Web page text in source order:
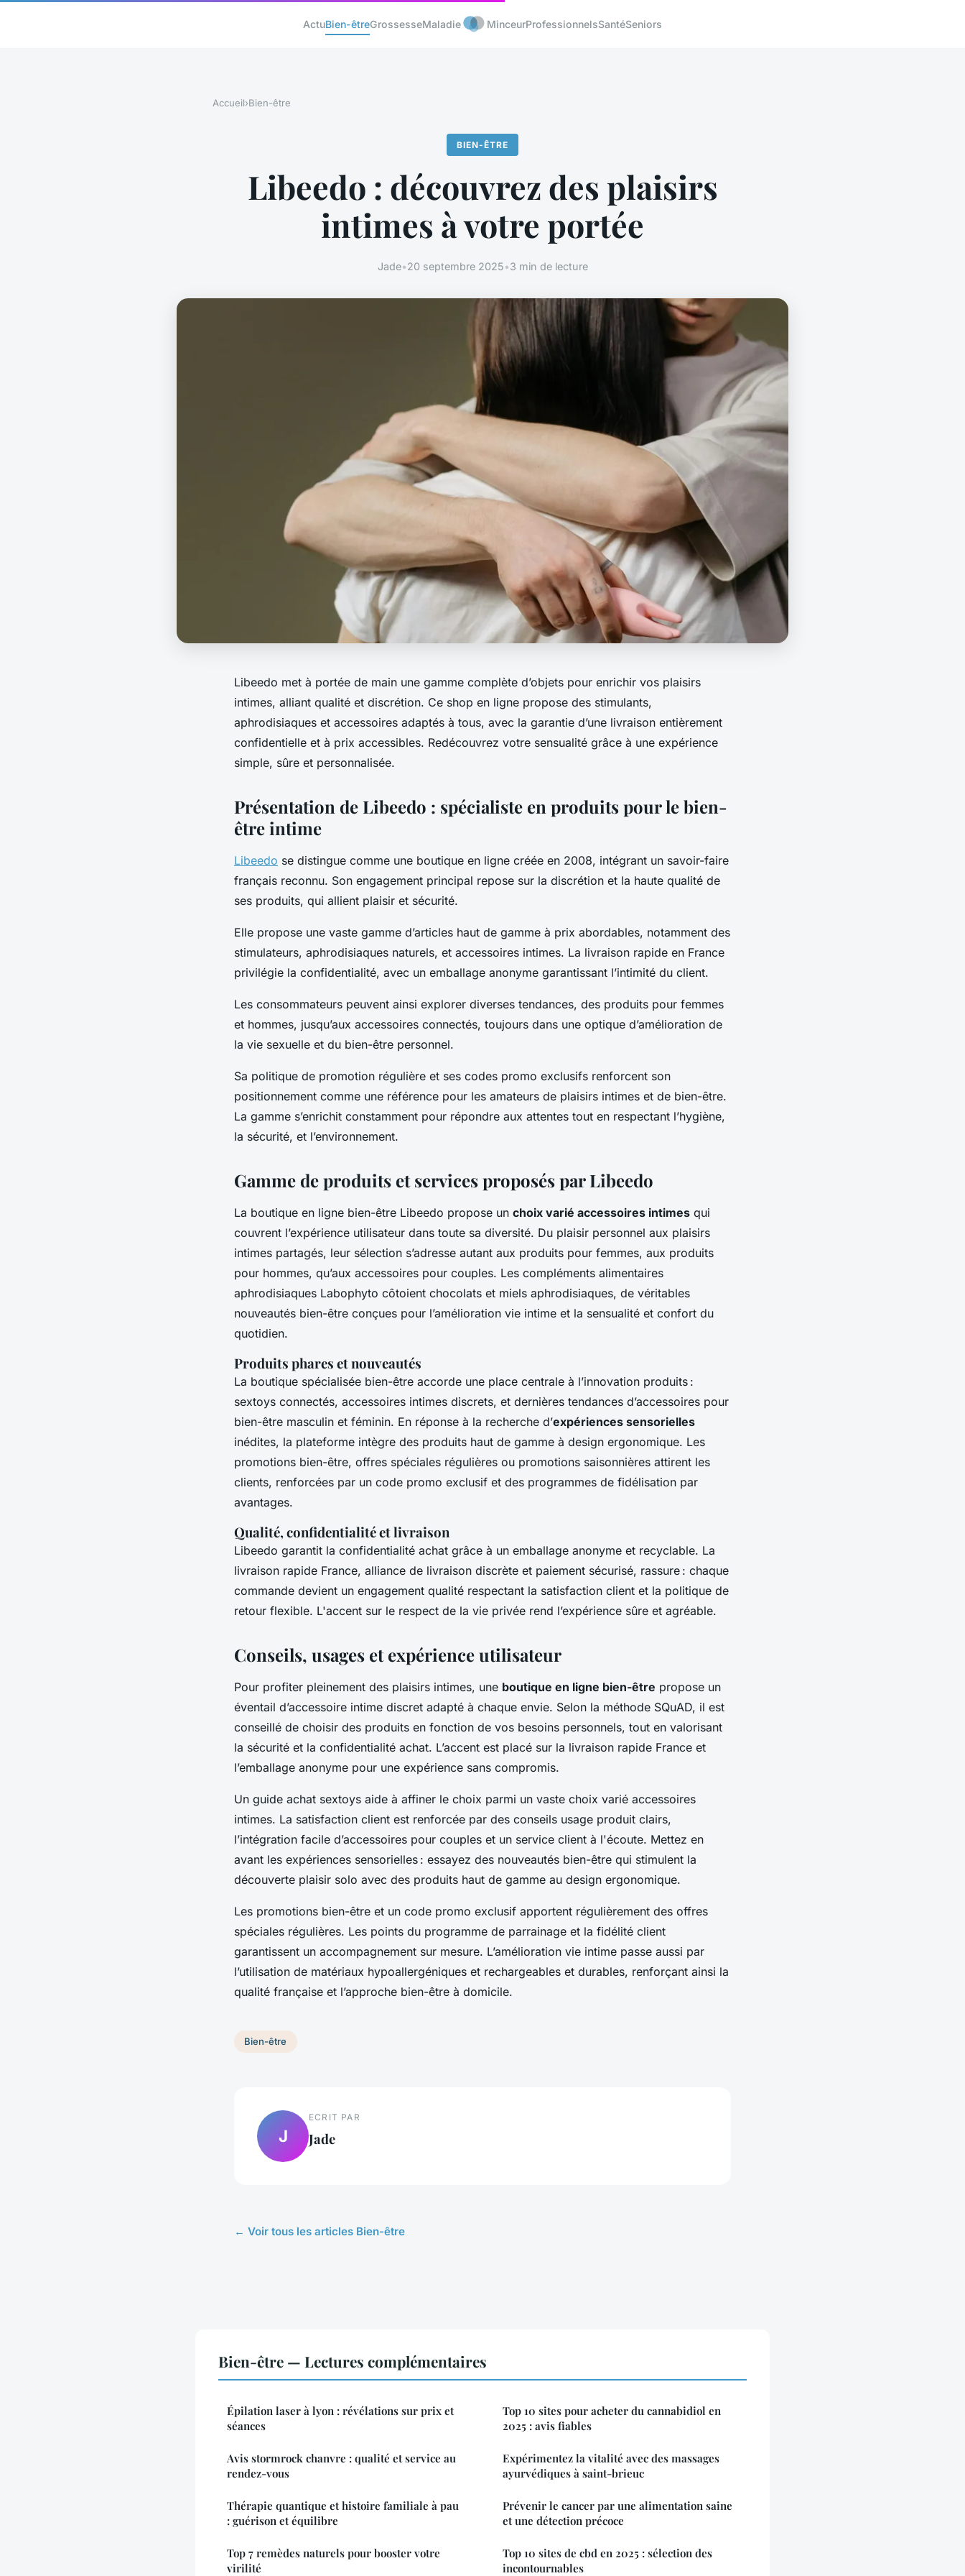
ActuBien-êtreGrossesseMaladie MinceurProfessionnelsSantéSeniors
Accueil›Bien-être
BIEN-ÊTRE
Libeedo : découvrez des plaisirs
intimes à votre portée
Jade•20 septembre 2025•3 min de lecture
Libeedo met à portée de main une gamme complète d’objets pour enrichir vos plaisirs
intimes, alliant qualité et discrétion. Ce shop en ligne propose des stimulants,
aphrodisiaques et accessoires adaptés à tous, avec la garantie d’une livraison entièrement
confidentielle et à prix accessibles. Redécouvrez votre sensualité grâce à une expérience
simple, sûre et personnalisée.
Présentation de Libeedo : spécialiste en produits pour le bien-
être intime
Libeedo se distingue comme une boutique en ligne créée en 2008, intégrant un savoir-faire
français reconnu. Son engagement principal repose sur la discrétion et la haute qualité de
ses produits, qui allient plaisir et sécurité.
Elle propose une vaste gamme d’articles haut de gamme à prix abordables, notamment des
stimulateurs, aphrodisiaques naturels, et accessoires intimes. La livraison rapide en France
privilégie la confidentialité, avec un emballage anonyme garantissant l’intimité du client.
Les consommateurs peuvent ainsi explorer diverses tendances, des produits pour femmes
et hommes, jusqu’aux accessoires connectés, toujours dans une optique d’amélioration de
la vie sexuelle et du bien-être personnel.
Sa politique de promotion régulière et ses codes promo exclusifs renforcent son
positionnement comme une référence pour les amateurs de plaisirs intimes et de bien-être.
La gamme s’enrichit constamment pour répondre aux attentes tout en respectant l’hygiène,
la sécurité, et l’environnement.
Gamme de produits et services proposés par Libeedo
La boutique en ligne bien-être Libeedo propose un choix varié accessoires intimes qui
couvrent l’expérience utilisateur dans toute sa diversité. Du plaisir personnel aux plaisirs
intimes partagés, leur sélection s’adresse autant aux produits pour femmes, aux produits
pour hommes, qu’aux accessoires pour couples. Les compléments alimentaires
aphrodisiaques Labophyto côtoient chocolats et miels aphrodisiaques, de véritables
nouveautés bien-être conçues pour l’amélioration vie intime et la sensualité et confort du
quotidien.
Produits phares et nouveautés
La boutique spécialisée bien-être accorde une place centrale à l’innovation produits :
sextoys connectés, accessoires intimes discrets, et dernières tendances d’accessoires pour
bien-être masculin et féminin. En réponse à la recherche d’expériences sensorielles
inédites, la plateforme intègre des produits haut de gamme à design ergonomique. Les
promotions bien-être, offres spéciales régulières ou promotions saisonnières attirent les
clients, renforcées par un code promo exclusif et des programmes de fidélisation par
avantages.
Qualité, confidentialité et livraison
Libeedo garantit la confidentialité achat grâce à un emballage anonyme et recyclable. La
livraison rapide France, alliance de livraison discrète et paiement sécurisé, rassure : chaque
commande devient un engagement qualité respectant la satisfaction client et la politique de
retour flexible. L'accent sur le respect de la vie privée rend l’expérience sûre et agréable.
Conseils, usages et expérience utilisateur
Pour profiter pleinement des plaisirs intimes, une boutique en ligne bien-être propose un
éventail d’accessoire intime discret adapté à chaque envie. Selon la méthode SQuAD, il est
conseillé de choisir des produits en fonction de vos besoins personnels, tout en valorisant
la sécurité et la confidentialité achat. L’accent est placé sur la livraison rapide France et
l’emballage anonyme pour une expérience sans compromis.
Un guide achat sextoys aide à affiner le choix parmi un vaste choix varié accessoires
intimes. La satisfaction client est renforcée par des conseils usage produit clairs,
l’intégration facile d’accessoires pour couples et un service client à l'écoute. Mettez en
avant les expériences sensorielles : essayez des nouveautés bien-être qui stimulent la
découverte plaisir solo avec des produits haut de gamme au design ergonomique.
Les promotions bien-être et un code promo exclusif apportent régulièrement des offres
spéciales régulières. Les points du programme de parrainage et la fidélité client
garantissent un accompagnement sur mesure. L’amélioration vie intime passe aussi par
l’utilisation de matériaux hypoallergéniques et rechargeables et durables, renforçant ainsi la
qualité française et l’approche bien-être à domicile.
Bien-être
J
ECRIT PAR
Jade
← Voir tous les articles Bien-être
Bien-être — Lectures complémentaires
Épilation laser à lyon : révélations sur prix et
séances
Avis stormrock chanvre : qualité et service au
rendez-vous
Thérapie quantique et histoire familiale à pau
: guérison et équilibre
Top 7 remèdes naturels pour booster votre
virilité
Top 10 sites pour acheter du cannabidiol en
2025 : avis fiables
Expérimentez la vitalité avec des massages
ayurvédiques à saint-brieuc
Prévenir le cancer par une alimentation saine
et une détection précoce
Top 10 sites de cbd en 2025 : sélection des
incontournables